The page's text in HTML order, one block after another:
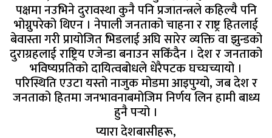
पक्षमा नउभिने दुरावस्था कुनै पनि प्रजातन्त्रले कहिल्यै पनि
भोग्नुपरेको थिएन । नेपाली जनताको चाहना र राष्ट्र हितलाई
बेवास्ता गरी प्रायोजित भिडलाई अघि सारेर व्यक्ति वा झुन्डको
दुराग्रहलाई राष्ट्रिय एजेन्डा बनाउन सकिँदैन । देश र जनताको
भविष्यप्रतिको दायित्वबोधले धेरैपटक घच्घच्यायो ।
परिस्थिति एउटा यस्तो नाजुक मोडमा आइपुग्यो, जब देश र
जनताको हितमा जनभावनाबमोजिम निर्णय लिन हामी बाध्य
हुनै पर्‍यो ।
प्यारा देशबासीहरू,